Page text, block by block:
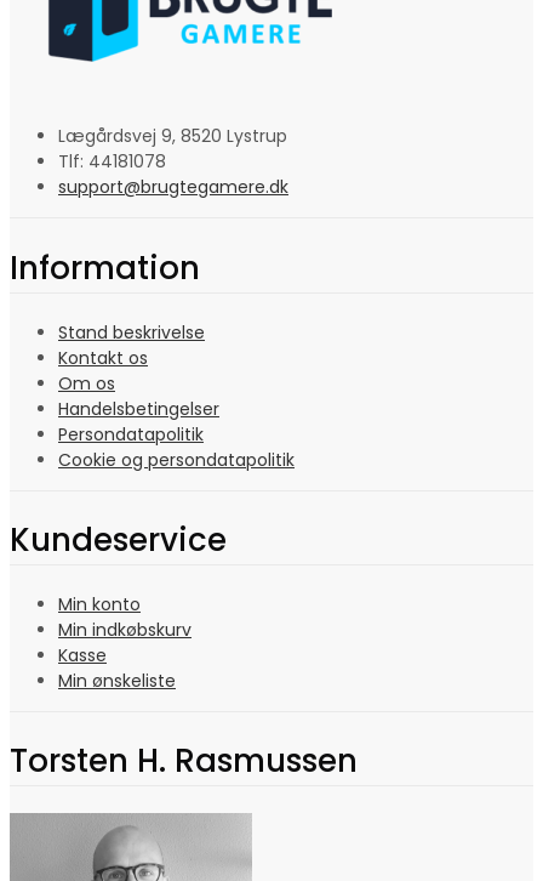
Lægårdsvej 9, 8520 Lystrup
Tlf: 44181078
support@brugtegamere.dk
Information
Stand beskrivelse
Kontakt os
Om os
Handelsbetingelser
Persondatapolitik
Cookie og persondatapolitik
Kundeservice
Min konto
Min indkøbskurv
Kasse
Min ønskeliste
Torsten H. Rasmussen